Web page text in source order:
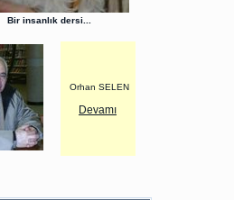
Bir insanlık dersi...
Orhan SELEN
Devamı